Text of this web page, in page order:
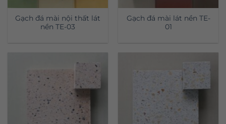
Gạch đá mài nội thất lát
nền TE-03
Gạch đá mài lát nền TE-
01